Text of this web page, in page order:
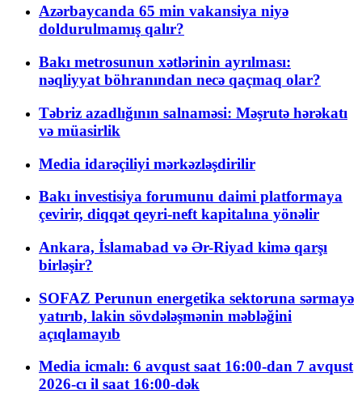
Azərbaycanda 65 min vakansiya niyə
doldurulmamış qalır?
Bakı metrosunun xətlərinin ayrılması:
nəqliyyat böhranından necə qaçmaq olar?
Təbriz azadlığının salnaməsi: Məşrutə hərəkatı
və müasirlik
Media idarəçiliyi mərkəzləşdirilir
Bakı investisiya forumunu daimi platformaya
çevirir, diqqət qeyri-neft kapitalına yönəlir
Ankara, İslamabad və Ər-Riyad kimə qarşı
birləşir?
SOFAZ Perunun energetika sektoruna sərmayə
yatırıb, lakin sövdələşmənin məbləğini
açıqlamayıb
Media icmalı: 6 avqust saat 16:00-dan 7 avqust
2026-cı il saat 16:00-dək